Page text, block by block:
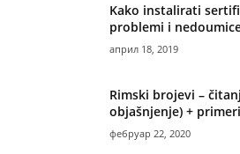
Kako instalirati
problemi i
април 18, 2019
Rimski brojevi –
objašnjenje) + primeri
фебруар 22, 2020